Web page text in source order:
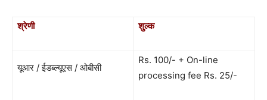
श्रेणी शुल्क
यूआर / ईडब्ल्यूएस / ओबीसी
Rs. 100/- + On-line
processing fee Rs. 25/-